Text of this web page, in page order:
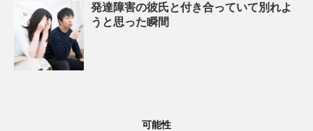
発達障害の彼氏と付き合っていて別れよ
うと思った瞬間
可能性